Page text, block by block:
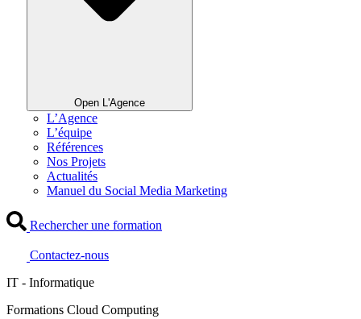
Open L'Agence
L’Agence
L’équipe
Références
Nos Projets
Actualités
Manuel du Social Media Marketing
Rechercher une formation
Contactez-nous
IT - Informatique
Formations Cloud Computing